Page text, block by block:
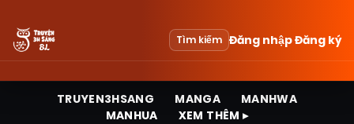
Tìm kiếm Đăng nhậpĐăng ký
TRUYEN3HSANG MANGA
MANHWA
MANHUA
XEM THÊM ▸